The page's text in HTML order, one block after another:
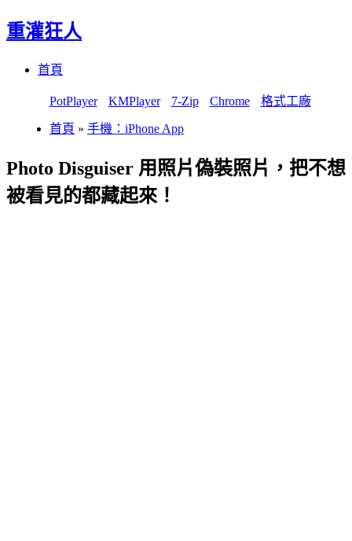
重灌狂人
首頁
PotPlayer KMPlayer 7-Zip Chrome 格式工廠
首頁 » 手機：iPhone App
Photo Disguiser 用照片偽裝照片，把不想
被看見的都藏起來！